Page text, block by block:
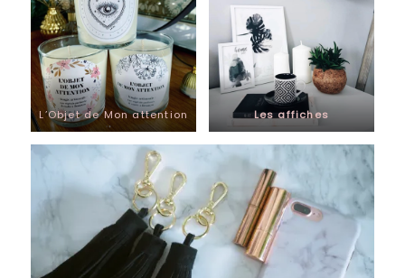
L’Objet de Mon attention Les affiches